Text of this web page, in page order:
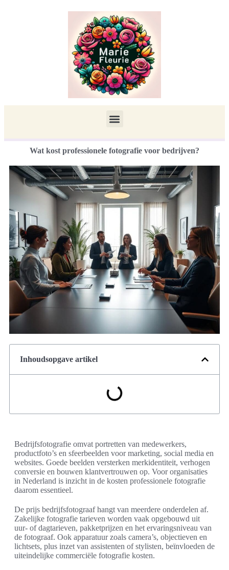
Wat kost professionele fotografie voor bedrijven?
Inhoudsopgave artikel
Bedrijfsfotografie omvat portretten van medewerkers,
productfoto’s en sfeerbeelden voor marketing, social media en
websites. Goede beelden versterken merkidentiteit, verhogen
conversie en bouwen klantvertrouwen op. Voor organisaties
in Nederland is inzicht in de kosten professionele fotografie
daarom essentieel.
De prijs bedrijfsfotograaf hangt van meerdere onderdelen af.
Zakelijke fotografie tarieven worden vaak opgebouwd uit
uur- of dagtarieven, pakketprijzen en het ervaringsniveau van
de fotograaf. Ook apparatuur zoals camera’s, objectieven en
lichtsets, plus inzet van assistenten of stylisten, beïnvloeden de
uiteindelijke commerciële fotografie kosten.